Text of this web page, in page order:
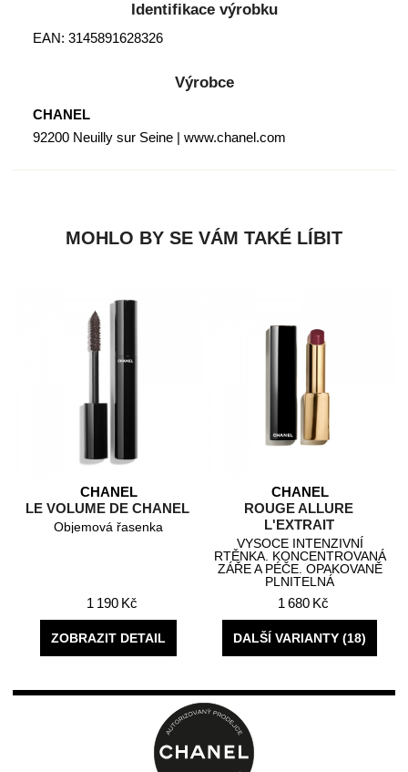
Identifikace výrobku
EAN: 3145891628326
Výrobce
CHANEL
92200 Neuilly sur Seine | www.chanel.com
MOHLO BY SE VÁM TAKÉ LÍBIT
CHANEL
LE VOLUME DE CHANEL
Objemová řasenka
1 190 Kč
ZOBRAZIT DETAIL
CHANEL
ROUGE ALLURE
L'EXTRAIT
VYSOCE INTENZIVNÍ
RTĚNKA. KONCENTROVANÁ
ZÁŘE A PÉČE. OPAKOVANĚ
PLNITELNÁ
1 680 Kč
DALŠÍ VARIANTY (18)